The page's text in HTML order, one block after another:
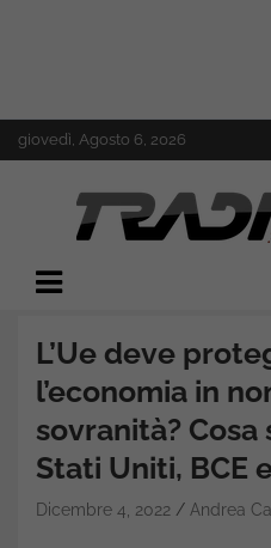
Skip
to
giovedì, Agosto 6, 2026
Trading.it
L’Ue deve
l’economia in
sovranità?
Stati Uniti, BCE
Dicembre 4, 2022 Andrea